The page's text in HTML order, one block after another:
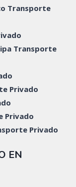
Transporte
Transporte
Privado
Privado
Privado
EN